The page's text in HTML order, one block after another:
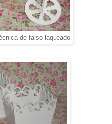
de falso laqueado